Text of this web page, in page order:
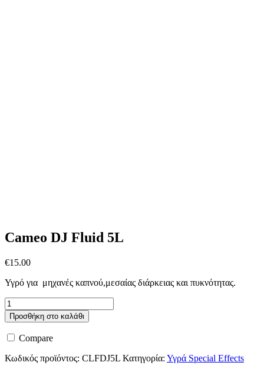
Cameo DJ Fluid 5L
€15.00
Υγρό για μηχανές καπνού,μεσαίας διάρκειας και πυκνότητας.
Cameo
DJ
Fluid
5L
ποσότητα
Προσθήκη στο καλάθι
Compare
Κωδικός προϊόντος: CLFDJ5L Κατηγορία: Υγρά Special Effects